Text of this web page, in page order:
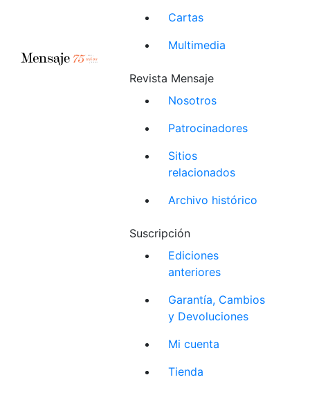
Cartas
Multimedia
Revista Mensaje
Nosotros
Patrocinadores
Sitios
relacionados
Archivo histórico
Suscripción
Ediciones
anteriores
Garantía, Cambios
y Devoluciones
Mi cuenta
Tienda